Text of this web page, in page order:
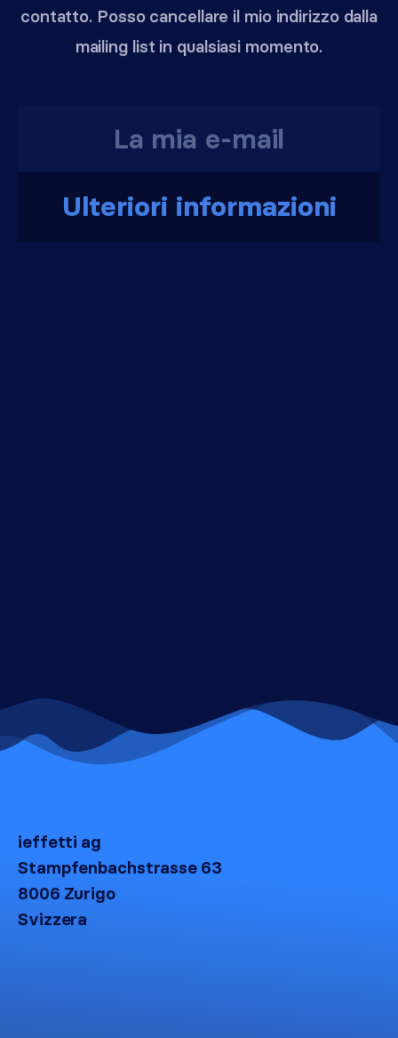
contatto. Posso cancellare il mio indirizzo dalla
mailing list in qualsiasi momento.
Ulteriori informazioni
ieffetti ag
Stampfenbachstrasse 63
8006 Zurigo
Svizzera